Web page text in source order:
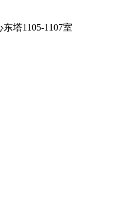
塔1105-1107室